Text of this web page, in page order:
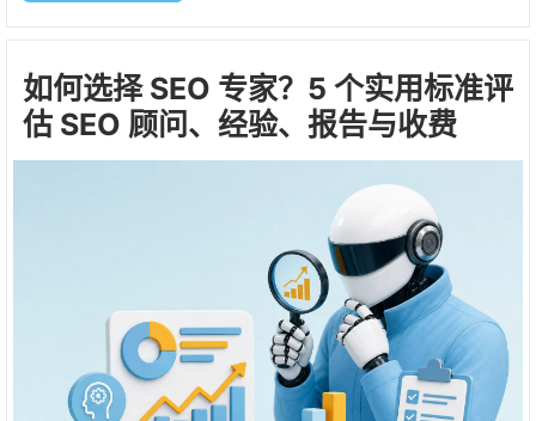
如何选择 SEO 专家？5 个实用标准评
估 SEO 顾问、经验、报告与收费